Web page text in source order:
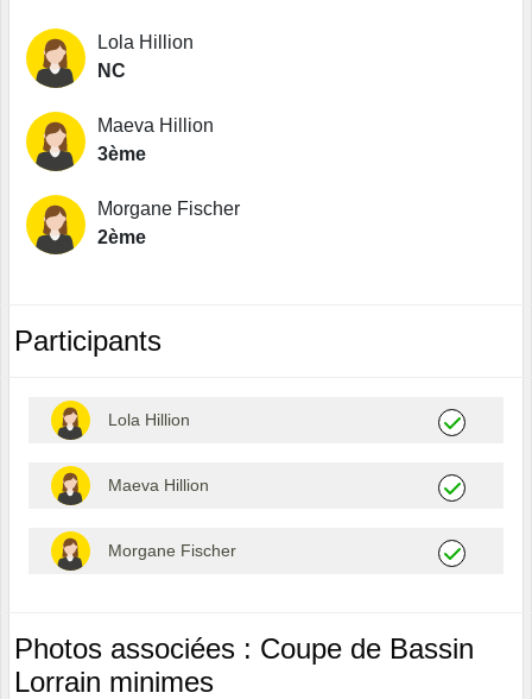
Lola Hillion
NC
Maeva Hillion
3ème
Morgane Fischer
2ème
Participants
Lola Hillion
Maeva Hillion
Morgane Fischer
Photos associées : Coupe de Bassin
Lorrain minimes